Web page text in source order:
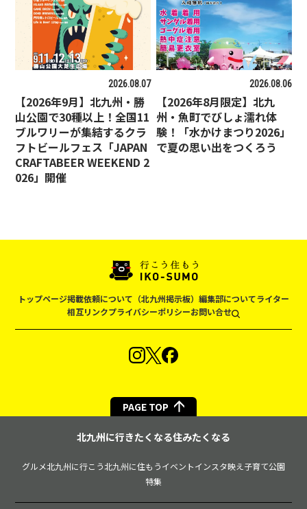
2026.08.07
【2026年9月】北九州・勝
山公園で30種以上！全国11
ブルワリーが集結するクラ
フトビールフェス「JAPAN
CRAFTABEER WEEKEND 2
026」開催
2026.08.06
【2026年8月限定】北九
州・魚町でびしょ濡れ体
験！「水かけまつり2026」
で夏の思い出をつくろう
トップページ掲載依頼について（北九州掲示板） 編集部についてライター
相互リンクプライバシーポリシーお問い合せ
PAGE TOP
北九州に行きたくなる住みたくなる
グルメ北九州に行こう北九州に住もうイベントインスタ映え 子育て公園
特集